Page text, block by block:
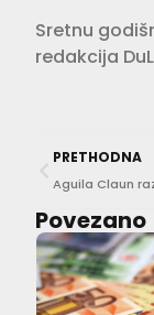
Sretnu
redakcija
PRETHODNA
Povezano